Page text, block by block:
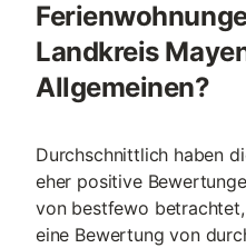
Landkreis
Allgemeinen?
Durchschnittlich haben
eher positive
von bestfewo
eine Bewertung von